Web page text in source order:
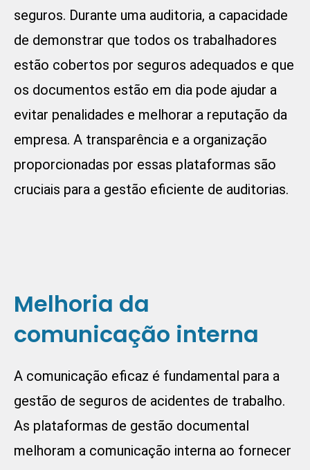
seguros. Durante uma auditoria, a capacidade
de demonstrar que todos os trabalhadores
estão cobertos por seguros adequados e que
os documentos estão em dia pode ajudar a
evitar penalidades e melhorar a reputação da
empresa. A transparência e a organização
proporcionadas por essas plataformas são
cruciais para a gestão eficiente de auditorias.
Melhoria da
comunicação interna
A comunicação eficaz é fundamental para a
gestão de seguros de acidentes de trabalho.
As plataformas de gestão documental
melhoram a comunicação interna ao fornecer